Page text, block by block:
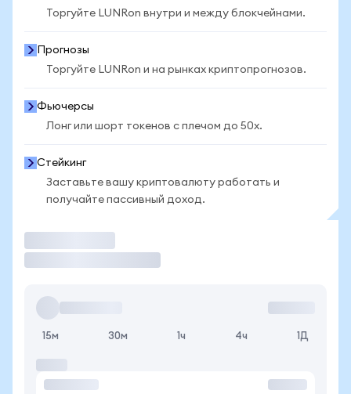
Торгуйте LUNRon внутри и между блокчейнами.
Прогнозы
Торгуйте LUNRon и на рынках криптопрогнозов.
Фьючерсы
Лонг или шорт токенов с плечом до 50x.
Стейкинг
Заставьте вашу криптовалюту работать и
получайте пассивный доход.
15м 30м 1ч 4ч 1Д